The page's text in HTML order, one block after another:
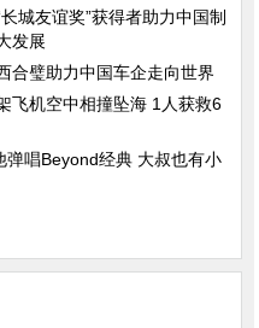
城友谊奖”获得者助力中国制
发展
合璧助力中国车企走向世界
飞机空中相撞坠海 1人获救6
弹唱Beyond经典 大叔也有小